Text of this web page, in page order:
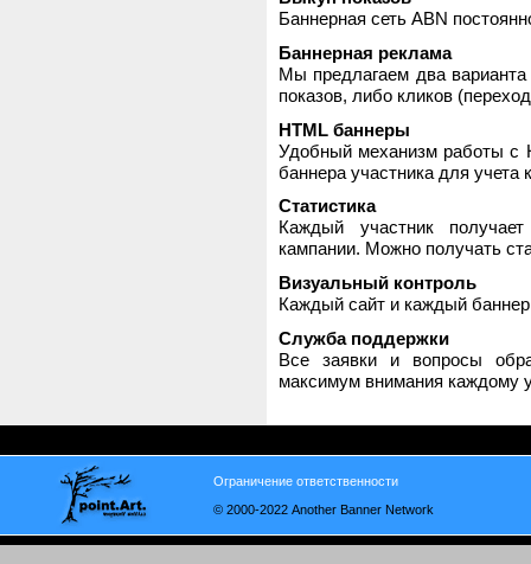
Баннерная сеть ABN
Баннерная реклама
Мы предлагаем два
показов, либо кликов
HTML баннеры
Удобный механизм работы с
баннера участника для
Статистика
Каждый участник
кампании. Можно получать
Визуальный контроль
Каждый сайт и каждый
Служба поддержки
Все заявки и вопросы
максимум внимания каждому
Ограничение ответственности
© 2000-2022 Another Banner Network